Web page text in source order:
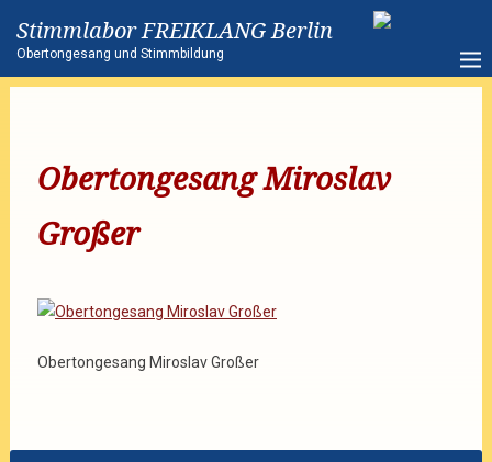
Stimmlabor FREIKLANG Berlin
Obertongesang und Stimmbildung
Obertongesang Miroslav
Großer
Obertongesang Miroslav Großer